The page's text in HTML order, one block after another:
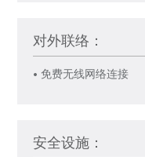
对外联络：
• 免费无线网络连接
安全设施：